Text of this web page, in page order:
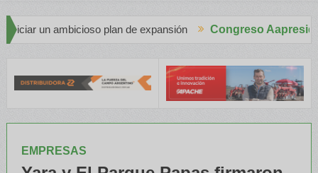
Congreso Aapresid 2026
EMPRESAS